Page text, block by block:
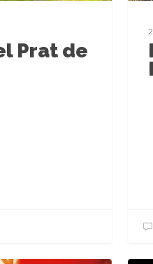
Prat de